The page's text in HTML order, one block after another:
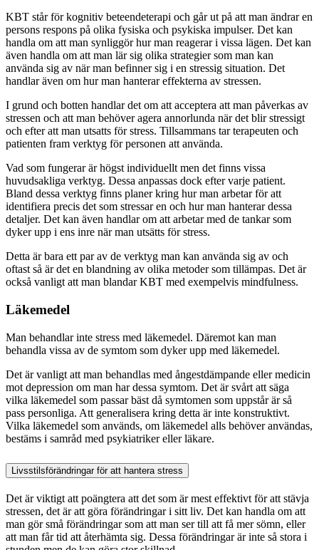
KBT står för kognitiv beteendeterapi och går ut på att man ändrar en
persons respons på olika fysiska och psykiska impulser. Det kan
handla om att man synliggör hur man reagerar i vissa lägen. Det kan
även handla om att man lär sig olika strategier som man kan
använda sig av när man befinner sig i en stressig situation. Det
handlar även om hur man hanterar effekterna av stressen.
I grund och botten handlar det om att acceptera att man påverkas av
stressen och att man behöver agera annorlunda när det blir stressigt
och efter att man utsatts för stress. Tillsammans tar terapeuten och
patienten fram verktyg för personen att använda.
Vad som fungerar är högst individuellt men det finns vissa
huvudsakliga verktyg. Dessa anpassas dock efter varje patient.
Bland dessa verktyg finns planer kring hur man arbetar för att
identifiera precis det som stressar en och hur man hanterar dessa
detaljer. Det kan även handlar om att arbetar med de tankar som
dyker upp i ens inre när man utsätts för stress.
Detta är bara ett par av de verktyg man kan använda sig av och
oftast så är det en blandning av olika metoder som tillämpas. Det är
också vanligt att man blandar KBT med exempelvis mindfulness.
Läkemedel
Man behandlar inte stress med läkemedel. Däremot kan man
behandla vissa av de symtom som dyker upp med läkemedel.
Det är vanligt att man behandlas med ångestdämpande eller medicin
mot depression om man har dessa symtom. Det är svårt att säga
vilka läkemedel som passar bäst då symtomen som uppstår är så
pass personliga. Att generalisera kring detta är inte konstruktivt.
Vilka läkemedel som används, om läkemedel alls behöver användas,
bestäms i samråd med psykiatriker eller läkare.
Livsstilsförändringar för att hantera stress
Det är viktigt att poängtera att det som är mest effektivt för att stävja
stressen, det är att göra förändringar i sitt liv. Det kan handla om att
man gör små förändringar som att man ser till att få mer sömn, eller
att man får tid att återhämta sig. Dessa förändringar är inte så stora i